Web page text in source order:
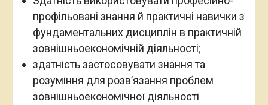
профільовані знання й практичні навички з
фундаментальних дисциплін в практичній
зовнішньоекономічній діяльності;
здатність застосовувати знання та
розуміння для розв’язання проблем
зовнішньоекономічної діяльності